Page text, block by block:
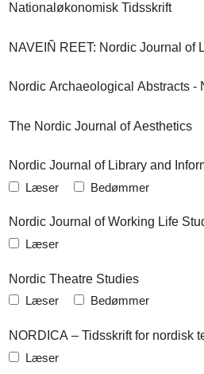
Nationaløkonomisk Tidsskrift
NAVEIÑ REET: Nordic Journal of
Nordic Archaeological Abstracts -
The Nordic Journal of Aesthetics
Nordic Journal of Library and
Læser Bedømmer
Nordic Journal of Working Life
Læser
Nordic Theatre Studies
Læser Bedømmer
NORDICA – Tidsskrift for nordisk
Læser